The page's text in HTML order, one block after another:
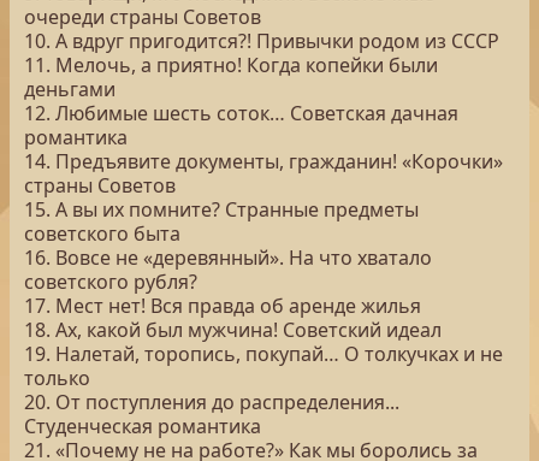
очереди страны Советов
10. А вдруг пригодится?! Привычки родом из СССР
11. Мелочь, а приятно! Когда копейки были
деньгами
12. Любимые шесть соток… Советская дачная
романтика
14. Предъявите документы, гражданин! «Корочки»
страны Советов
15. А вы их помните? Странные предметы
советского быта
16. Вовсе не «деревянный». На что хватало
советского рубля?
17. Мест нет! Вся правда об аренде жилья
18. Ах, какой был мужчина! Советский идеал
19. Налетай, торопись, покупай… О толкучках и не
только
20. От поступления до распределения...
Студенческая романтика
21. «Почему не на работе?» Как мы боролись за